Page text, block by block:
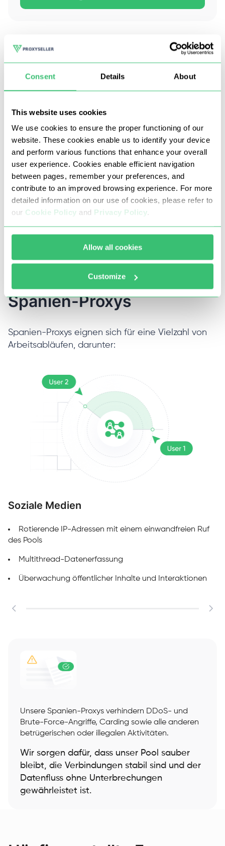
Consent Details About
This website uses cookies
We use cookies to ensure the proper functioning of our
website. These cookies enable us to identify your device
and perform various functions that enhance your overall
user experience. Cookies enable efficient navigation
between pages, remember your preferences, and
contribute to an improved browsing experience. For more
detailed information on our use of cookies, please refer to
our Cookie Policy and Privacy Policy.
Allow all cookies
Customize
Was unsere Kunden sagen
Weltweit vertrauen uns über 185.000 Nutzer
10000 +
Bewertungen von Kunden
Wir werden erwähnt:
Anwendungsfälle für
Spanien-Proxys
Spanien-Proxys eignen sich für eine Vielzahl von
Arbeitsabläufen, darunter:
Soziale Medien
Rotierende IP-Adressen mit einem einwandfreien Ruf
des Pools
Multithread-Datenerfassung
Überwachung öffentlicher Inhalte und Interaktionen
Unsere Spanien-Proxys verhindern DDoS- und
Brute-Force-Angriffe, Carding sowie alle anderen
betrügerischen oder illegalen Aktivitäten.
Wir sorgen dafür, dass unser Pool sauber
bleibt, die Verbindungen stabil sind und der
Datenfluss ohne Unterbrechungen
gewährleistet ist.